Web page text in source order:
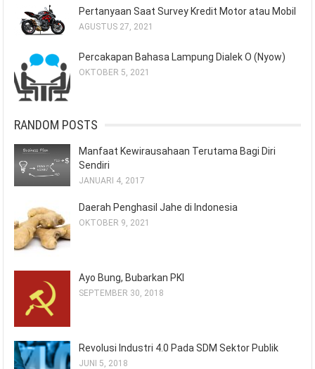
Pertanyaan Saat Survey Kredit Motor atau Mobil
AGUSTUS 27, 2021
Percakapan Bahasa Lampung Dialek O (Nyow)
OKTOBER 5, 2021
RANDOM POSTS
Manfaat Kewirausahaan Terutama Bagi Diri
Sendiri
JANUARI 4, 2017
Daerah Penghasil Jahe di Indonesia
OKTOBER 9, 2021
Ayo Bung, Bubarkan PKI
SEPTEMBER 30, 2018
Revolusi Industri 4.0 Pada SDM Sektor Publik
JUNI 5, 2018